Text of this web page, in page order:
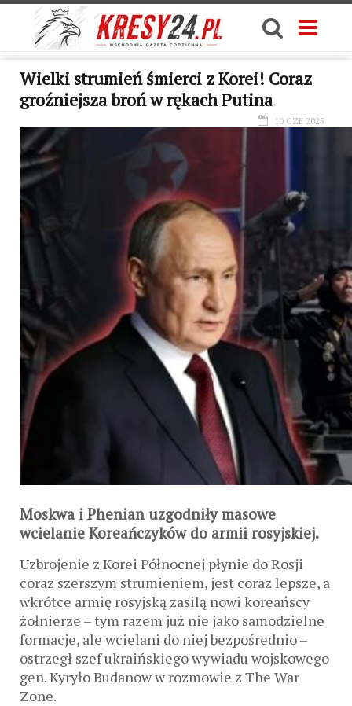
Wielki strumień śmierci z Korei! Coraz
groźniejsza broń w rękach Putina
10 CZE 2025
Moskwa i Phenian uzgodniły masowe
wcielanie Koreańczyków do armii rosyjskiej.
Uzbrojenie z Korei Północnej płynie do Rosji
coraz szerszym strumieniem, jest coraz lepsze, a
wkrótce armię rosyjską zasilą nowi koreańscy
żołnierze – tym razem już nie jako samodzielne
formacje, ale wcielani do niej bezpośrednio –
ostrzegł szef ukraińskiego wywiadu wojskowego
gen. Kyryło Budanow w rozmowie z The War
Zone.